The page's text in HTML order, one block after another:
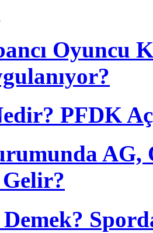
Oyuncu
PFDK
AG,